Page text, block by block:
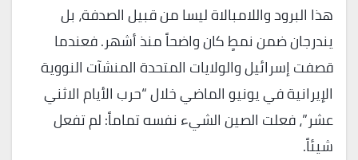
هذا البرود واللامبالاة ليسا من قبيل الصدفة، بل
يندرجان ضمن نمطٍ كان واضحاً منذ أشهر. فعندما
قصفت إسرائيل والولايات المتحدة المنشآت النووية
الإيرانية في يونيو الماضي خلال “حرب الأيام الاثني
عشر”، فعلت الصين الشيء نفسه تماماً: لم تفعل
شيئاً.